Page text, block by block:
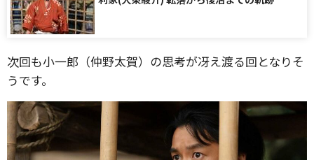
次回も小一郎（仲野太賀）の思考が冴え渡る回となりそ
うです。